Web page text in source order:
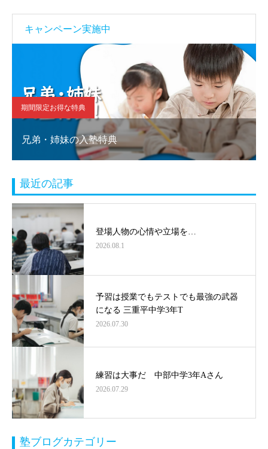
キャンペーン実施中
期間限定お得な特典
兄弟・姉妹の入塾特典
最近の記事
登場人物の心情や立場を…
2026.08.1
予習は授業でもテストでも最強の武器
になる 三重平中学3年T
2026.07.30
練習は大事だ 中部中学3年Aさん
2026.07.29
塾ブログカテゴリー